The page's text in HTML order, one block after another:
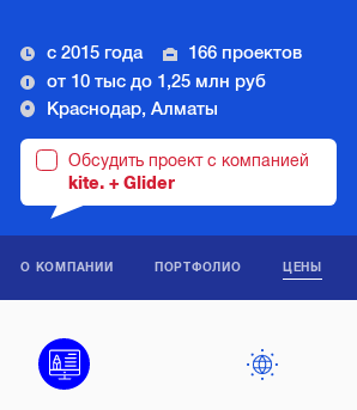
с 2015 года
166 проектов
от 10 тыс до 1,25 млн руб
Краснодар, Алматы
Обсудить проект с компанией
kite. + Glider
О КОМПАНИИ ПОРТФОЛИО ЦЕНЫ